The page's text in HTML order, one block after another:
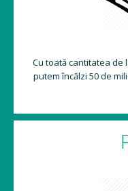
Cu toată cantitatea de
putem încălzi 50 de